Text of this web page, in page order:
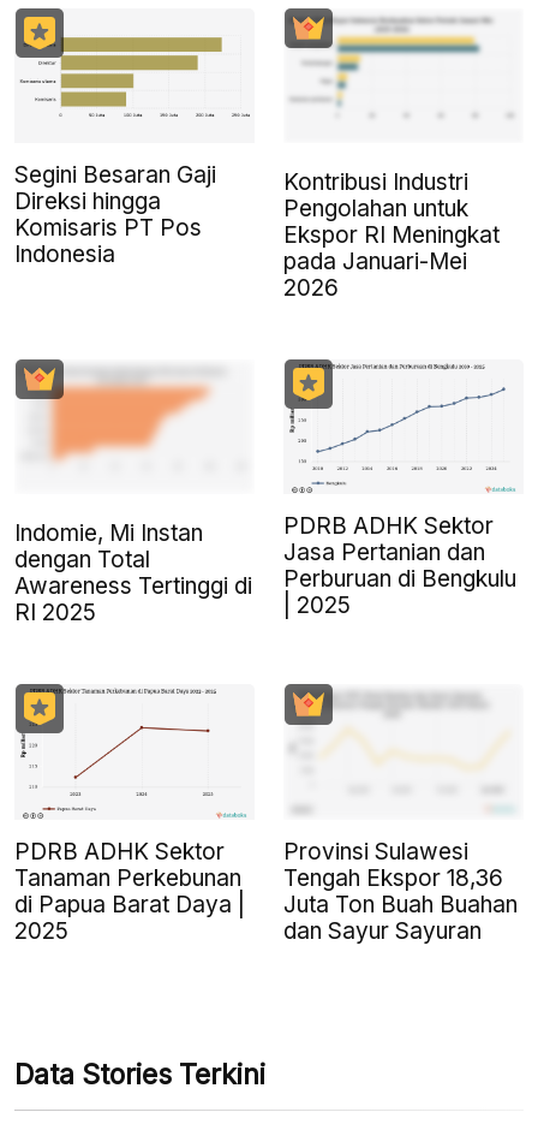
Segini Besaran Gaji
Direksi hingga
Komisaris PT Pos
Indonesia
Kontribusi Industri
Pengolahan untuk
Ekspor RI Meningkat
pada Januari-Mei
2026
Indomie, Mi Instan
dengan Total
Awareness Tertinggi di
RI 2025
PDRB ADHK Sektor
Jasa Pertanian dan
Perburuan di Bengkulu
| 2025
PDRB ADHK Sektor
Tanaman Perkebunan
di Papua Barat Daya |
2025
Provinsi Sulawesi
Tengah Ekspor 18,36
Juta Ton Buah Buahan
dan Sayur Sayuran
Data Stories Terkini